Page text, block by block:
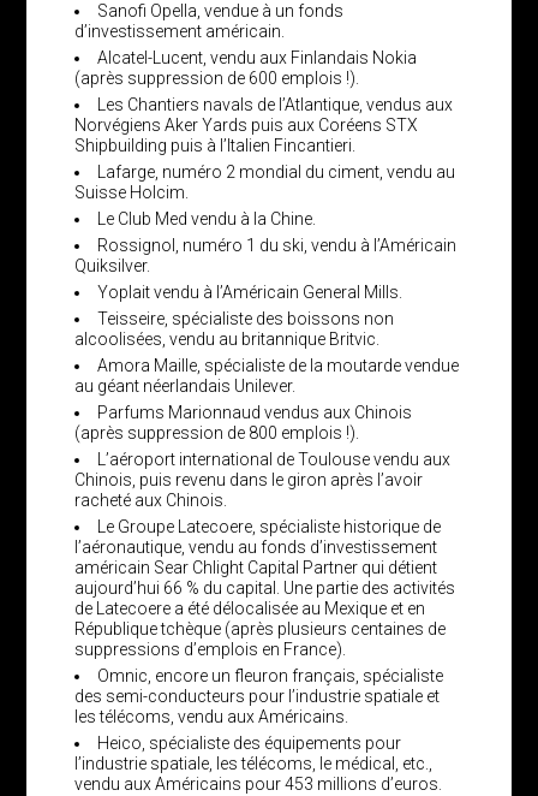
Sanofi Opella, vendue à un fonds
d’investissement américain.
Alcatel-Lucent, vendu aux Finlandais Nokia
(après suppression de 600 emplois !).
Les Chantiers navals de l’Atlantique, vendus aux
Norvégiens Aker Yards puis aux Coréens STX
Shipbuilding puis à l’Italien Fincantieri.
Lafarge, numéro 2 mondial du ciment, vendu au
Suisse Holcim.
Le Club Med vendu à la Chine.
Rossignol, numéro 1 du ski, vendu à l’Américain
Quiksilver.
Yoplait vendu à l’Américain General Mills.
Teisseire, spécialiste des boissons non
alcoolisées, vendu au britannique Britvic.
Amora Maille, spécialiste de la moutarde vendue
au géant néerlandais Unilever.
Parfums Marionnaud vendus aux Chinois
(après suppression de 800 emplois !).
L’aéroport international de Toulouse vendu aux
Chinois, puis revenu dans le giron après l’avoir
racheté aux Chinois.
Le Groupe Latecoere, spécialiste historique de
l’aéronautique, vendu au fonds d’investissement
américain Sear Chlight Capital Partner qui détient
aujourd’hui 66 % du capital. Une partie des activités
de Latecoere a été délocalisée au Mexique et en
République tchèque (après plusieurs centaines de
suppressions d’emplois en France).
Omnic, encore un fleuron français, spécialiste
des semi-conducteurs pour l’industrie spatiale et
les télécoms, vendu aux Américains.
Heico, spécialiste des équipements pour
l’industrie spatiale, les télécoms, le médical, etc.,
vendu aux Américains pour 453 millions d’euros.